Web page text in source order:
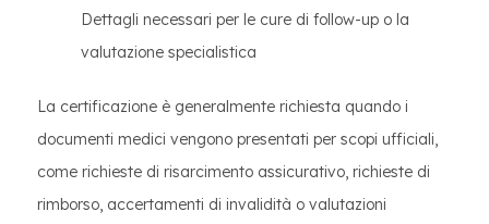
Dettagli necessari per le cure di follow-up o la
valutazione specialistica
La certificazione è generalmente richiesta quando i
documenti medici vengono presentati per scopi ufficiali,
come richieste di risarcimento assicurativo, richieste di
rimborso, accertamenti di invalidità o valutazioni